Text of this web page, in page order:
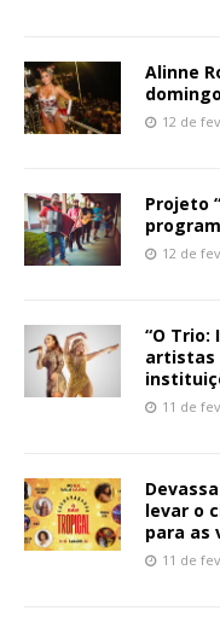
Alinne
domingo
12 de
Projeto
12 de
“O Trio:
artistas
11 de
levar o
para as
11 de